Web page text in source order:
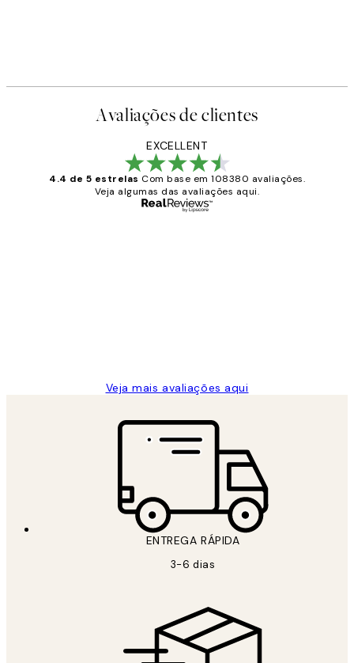
Avaliações de clientes
EXCELLENT
4.4 de 5 estrelas Com base em 108380 avaliações.
Veja algumas das avaliações aqui.
Veja mais avaliações aqui
ENTREGA RÁPIDA
3-6 dias